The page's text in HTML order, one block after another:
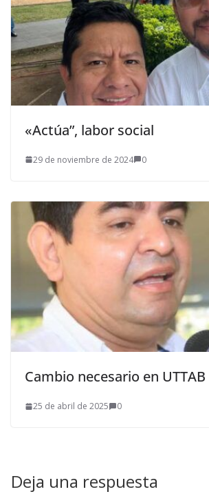
«Actúa”, labor social
29 de noviembre de 2024 0
Cambio necesario en UTTAB
25 de abril de 2025 0
Deja una respuesta